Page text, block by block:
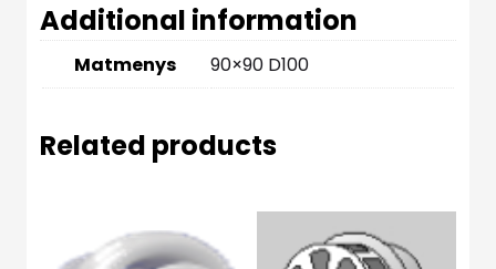
Additional information
Matmenys 90×90 D100
Related products